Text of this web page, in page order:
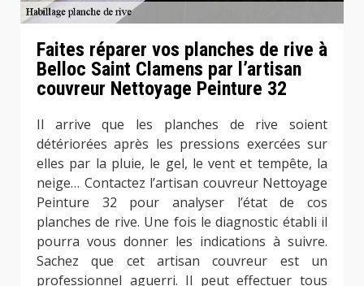
Faites réparer vos planches de rive à
Belloc Saint Clamens par l’artisan
couvreur Nettoyage Peinture 32
Il arrive que les planches de rive soient
détériorées après les pressions exercées sur
elles par la pluie, le gel, le vent et tempête, la
neige… Contactez l’artisan couvreur Nettoyage
Peinture 32 pour analyser l’état de cos
planches de rive. Une fois le diagnostic établi il
pourra vous donner les indications à suivre.
Sachez que cet artisan couvreur est un
professionnel aguerri. Il peut effectuer tous